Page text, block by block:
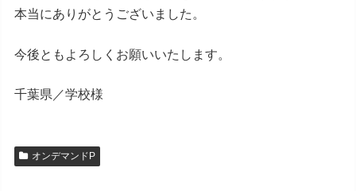
本当にありがとうございました。
今後ともよろしくお願いいたします。
千葉県／学校様
オンデマンドP